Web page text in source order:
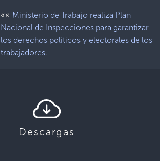
«« Ministerio de Trabajo realiza Plan
Nacional de Inspecciones para garantizar
los derechos políticos y electorales de los
trabajadores.
Descargas